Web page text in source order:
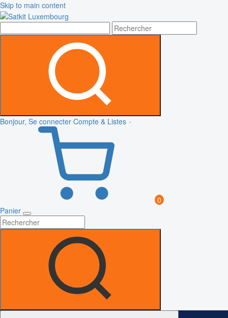
Skip to main content
Bonjour, Se connecter Compte & Listes
0
Panier